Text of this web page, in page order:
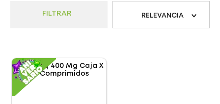
FILTRAR RELEVANCIA